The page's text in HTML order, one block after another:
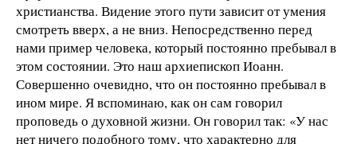
христианства. Видение этого пути зависит от умения
смотреть вверх, а не вниз. Непосредственно перед
нами пример человека, который постоянно пребывал в
этом состоянии. Это наш архиепископ Иоанн.
Совершенно очевидно, что он постоянно пребывал в
ином мире. Я вспоминаю, как он сам говорил
проповедь о духовной жизни. Он говорил так: «У нас
нет ничего подобного тому, что характерно для